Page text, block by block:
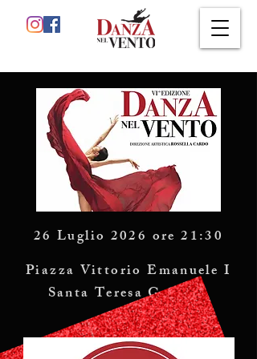
26 Luglio 2026 ore 21:30
Piazza Vittorio Emanuele I
Santa Teresa Gallura